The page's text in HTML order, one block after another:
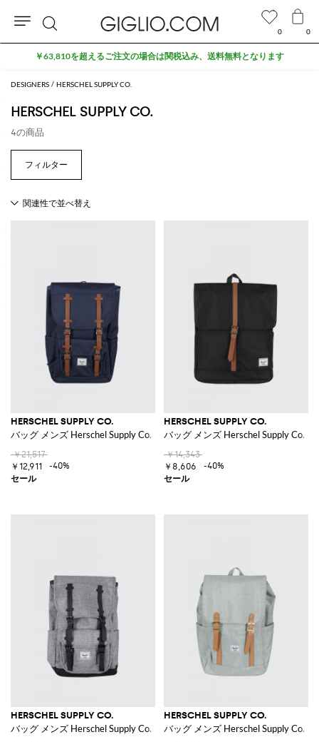
DESIGNERS HERSCHEL SUPPLY CO.
HERSCHEL SUPPLY CO.
4の商品
HERSCHEL SUPPLY CO.
バッグ メンズ Herschel Supply Co.
￥21,517
￥12,911
-40%
HERSCHEL SUPPLY CO.
バッグ メンズ Herschel Supply Co.
￥14,343
￥8,606
-40%
HERSCHEL SUPPLY CO.
バッグ メンズ Herschel Supply Co.
HERSCHEL SUPPLY CO.
バッグ メンズ Herschel Supply Co.
0 0
検
索
￥63,810を超えるご注文の場合は関税込み、送料無料となります